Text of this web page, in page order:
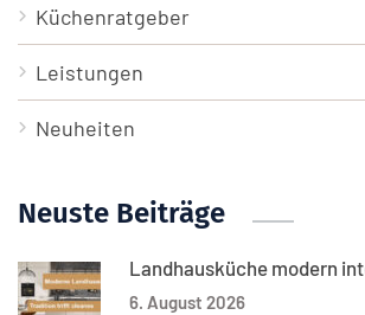
Küchenratgeber
Leistungen
Neuheiten
Neuste Beiträge
Landhausküche modern
6. August 2026